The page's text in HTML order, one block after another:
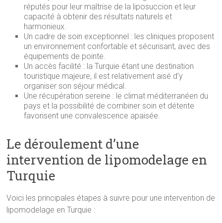
réputés pour leur maîtrise de la liposuccion et leur
capacité à obtenir des résultats naturels et
harmonieux.
Un cadre de soin exceptionnel : les cliniques proposent
un environnement confortable et sécurisant, avec des
équipements de pointe.
Un accès facilité : la Turquie étant une destination
touristique majeure, il est relativement aisé d’y
organiser son séjour médical.
Une récupération sereine : le climat méditerranéen du
pays et la possibilité de combiner soin et détente
favorisent une convalescence apaisée.
Le déroulement d’une
intervention de lipomodelage en
Turquie
Voici les principales étapes à suivre pour une intervention de
lipomodelage en Turquie :